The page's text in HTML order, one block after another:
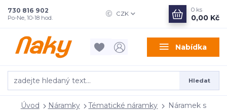
Nabídka
CZK
Hledat
730 816 902
Po-Ne, 10-18 hod.
0 ks
0,00 Kč
Úvod Náramky Tématické náramky
Náramek s